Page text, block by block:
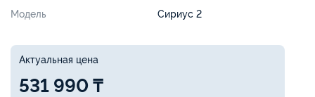
Модель
Сириус 2
Актуальная цена
531 990 ₸